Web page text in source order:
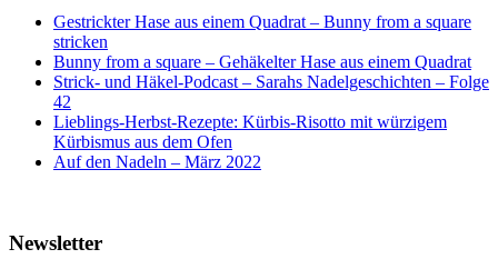
Gestrickter Hase aus einem Quadrat – Bunny from a square
stricken
Bunny from a square – Gehäkelter Hase aus einem Quadrat
Strick- und Häkel-Podcast – Sarahs Nadelgeschichten – Folge
42
Lieblings-Herbst-Rezepte: Kürbis-Risotto mit würzigem
Kürbismus aus dem Ofen
Auf den Nadeln – März 2022
Newsletter